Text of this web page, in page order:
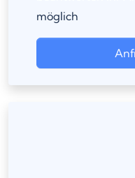
möglich